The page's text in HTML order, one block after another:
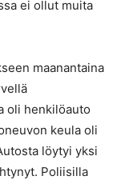
ei ollut muita
maanantaina
oli henkilöauto
keula oli
löytyi yksi
Poliisilla